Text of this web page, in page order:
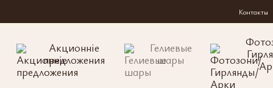
Контакты
Акционніе
предложения
Гелиевые
шары